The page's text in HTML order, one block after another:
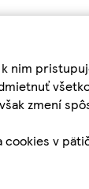
nim
zmení
cookies v